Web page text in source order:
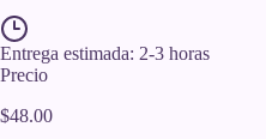
Entrega estimada: 2-3 horas
Precio
$48.00